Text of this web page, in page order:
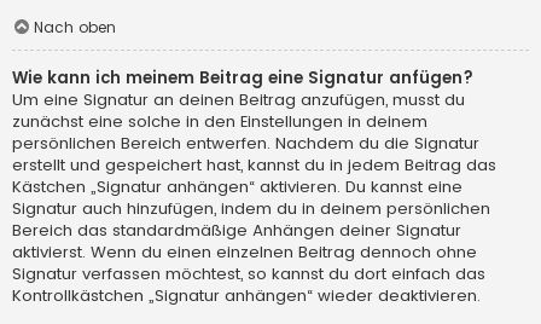
Nach oben
Wie kann ich meinem Beitrag eine Signatur anfügen?
Um eine Signatur an deinen Beitrag anzufügen, musst du
zunächst eine solche in den Einstellungen in deinem
persönlichen Bereich entwerfen. Nachdem du die Signatur
erstellt und gespeichert hast, kannst du in jedem Beitrag das
Kästchen „Signatur anhängen“ aktivieren. Du kannst eine
Signatur auch hinzufügen, indem du in deinem persönlichen
Bereich das standardmäßige Anhängen deiner Signatur
aktivierst. Wenn du einen einzelnen Beitrag dennoch ohne
Signatur verfassen möchtest, so kannst du dort einfach das
Kontrollkästchen „Signatur anhängen“ wieder deaktivieren.